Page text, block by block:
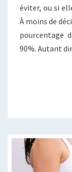
éviter, ou si
À moins de
pourcentage
90%. Autant